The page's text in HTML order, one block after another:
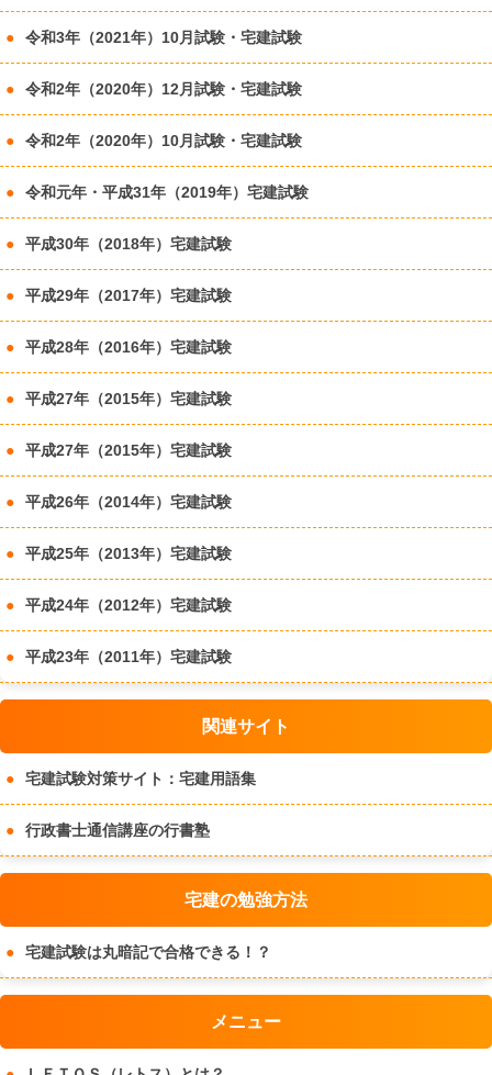
令和3年（2021年）10月試験・宅建試験
令和2年（2020年）12月試験・宅建試験
令和2年（2020年）10月試験・宅建試験
令和元年・平成31年（2019年）宅建試験
平成30年（2018年）宅建試験
平成29年（2017年）宅建試験
平成28年（2016年）宅建試験
平成27年（2015年）宅建試験
平成27年（2015年）宅建試験
平成26年（2014年）宅建試験
平成25年（2013年）宅建試験
平成24年（2012年）宅建試験
平成23年（2011年）宅建試験
関連サイト
宅建試験対策サイト：宅建用語集
行政書士通信講座の行書塾
宅建の勉強方法
宅建試験は丸暗記で合格できる！？
メニュー